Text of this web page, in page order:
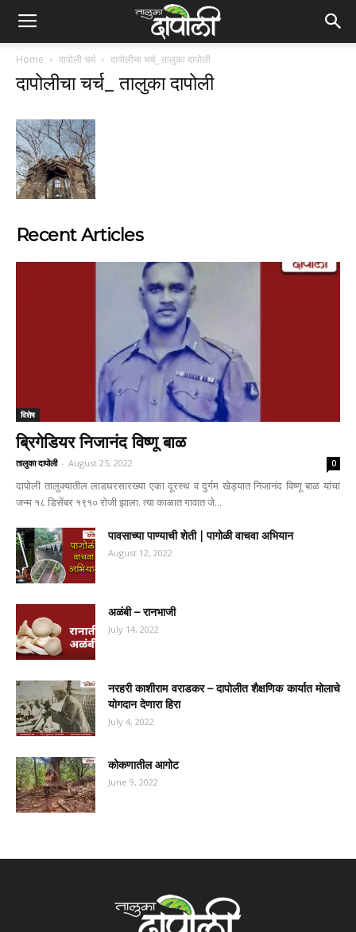
Home दापोली चर्च दापोलीचा चर्च_ तालुका दापोली
दापोलीचा चर्च_ तालुका दापोली
Recent Articles
विशेष
ब्रिगेडियर निजानंद विष्णू बाळ
तालुका दापोली - August 25, 2022 0
दापोली तालुक्यातील लाडघरसारख्या एका दूरस्थ व दुर्गम खेड्यात निजानंद विष्णू बाळ यांचा
जन्म १८ डिसेंबर १९१० रोजी झाला. त्या काळात गावात जे...
पावसाच्या पाण्याची शेती | पागोळी वाचवा अभियान
August 12, 2022
अळंबी – रानभाजी
July 14, 2022
नरहरी काशीराम वराडकर – दापोलीत शैक्षणिक कार्यात मोलाचे
योगदान देणारा हिरा
July 4, 2022
कोकणातील आगोट
June 9, 2022